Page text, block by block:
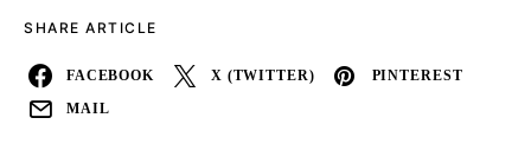
SHARE ARTICLE
FACEBOOK X (TWITTER) PINTEREST
MAIL